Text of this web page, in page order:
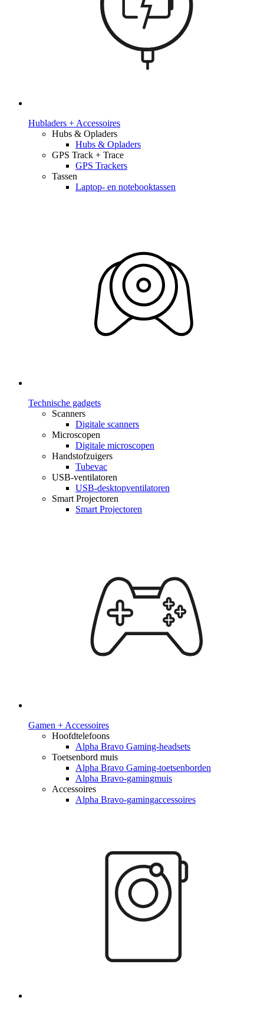
Hubladers + Accessoires
Hubs & Opladers
Hubs & Opladers
GPS Track + Trace
GPS Trackers
Tassen
Laptop- en notebooktassen
Technische gadgets
Scanners
Digitale scanners
Microscopen
Digitale microscopen
Handstofzuigers
Tubevac
USB-ventilatoren
USB-desktopventilatoren
Smart Projectoren
Smart Projectoren
Gamen + Accessoires
Hoofdtelefoons
Alpha Bravo Gaming-headsets
Toetsenbord muis
Alpha Bravo Gaming-toetsenborden
Alpha Bravo-gamingmuis
Accessoires
Alpha Bravo-gamingaccessoires